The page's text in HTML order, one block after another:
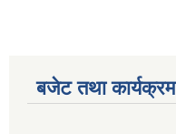
बजेट तथा कार्यक्रम